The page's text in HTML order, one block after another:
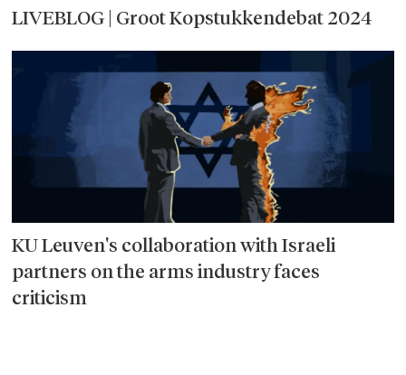
LIVEBLOG | Groot Kopstukkendebat 2024
KU Leuven's collaboration with Israeli
partners on the arms industry faces
criticism